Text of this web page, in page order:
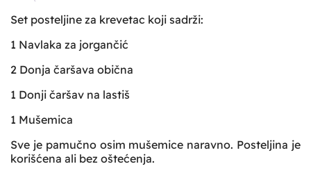
Set posteljine za krevetac koji sadrži:
1 Navlaka za jorgančić
2 Donja čaršava obična
1 Donji čaršav na lastiš
1 Mušemica
Sve je pamučno osim mušemice naravno. Posteljina je
korišćena ali bez oštećenja.